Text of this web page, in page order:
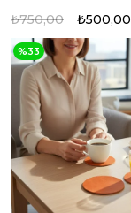
₺500,00
₺750,00
%33